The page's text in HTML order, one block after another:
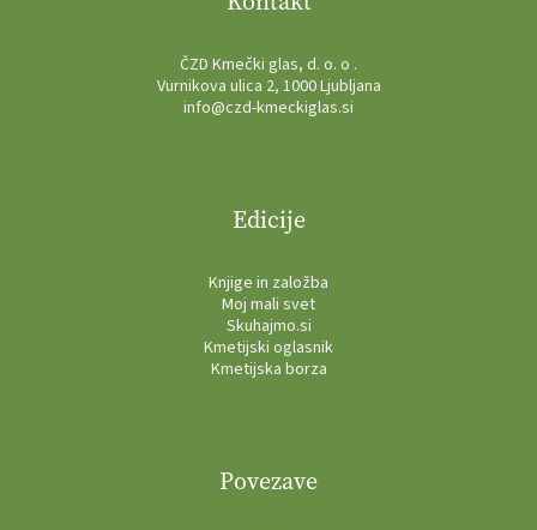
ČZD Kmečki glas, d. o. o .
Vurnikova ulica 2, 1000 Ljubljana
info@czd-kmeckiglas.si
Edicije
Knjige in založba
Moj mali svet
Skuhajmo.si
Kmetijski oglasnik
Kmetijska borza
Povezave